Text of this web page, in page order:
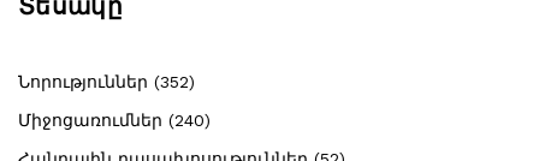
Տեսակը
Նորություններ (352)
Միջոցառումներ (240)